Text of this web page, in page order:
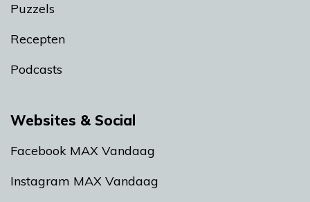
Puzzels
Recepten
Podcasts
Websites & Social
Facebook MAX Vandaag
Instagram MAX Vandaag